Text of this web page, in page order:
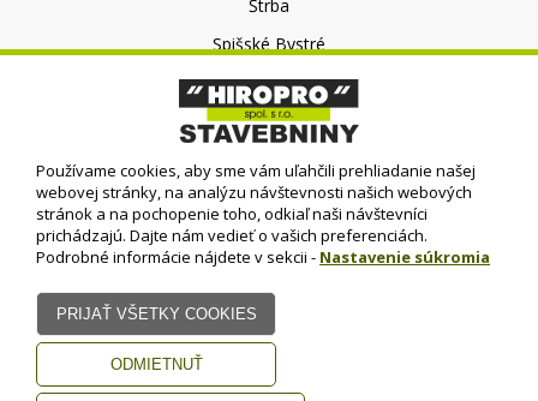
Štrba
Spišské Bystré
O nás
O spoločnosti
Kontakt
© HIROPRO, spol. s r.o.
Používame cookies, aby sme vám uľahčili prehliadanie našej
webovej stránky, na analýzu návštevnosti našich webových
stránok a na pochopenie toho, odkiaľ naši návštevníci
prichádzajú. Dajte nám vedieť o vašich preferenciách.
Podrobné informácie nájdete v sekcii - Nastavenie súkromia